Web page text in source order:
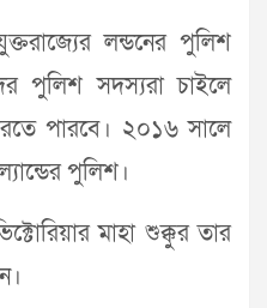
লন্ডনের পুলিশ
পুলিশ সদস্যরা চাইলে
পারবে। ২০১৬ সালে
পুলিশ।
মাহা শুক্কুর তার